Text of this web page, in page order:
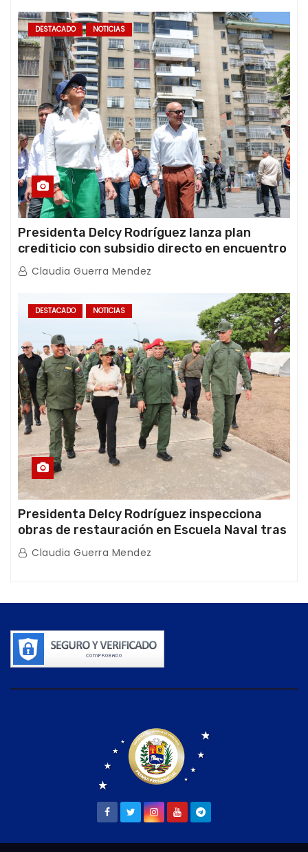
DESTACADO NOTICIAS
Presidenta Delcy Rodríguez lanza plan
crediticio con subsidio directo en encuentro
con Juntas de Condominio
Claudia Guerra Mendez
DESTACADO NOTICIAS
Presidenta Delcy Rodríguez inspecciona
obras de restauración en Escuela Naval tras
afectaciones sísmicas en La Guaira
Claudia Guerra Mendez